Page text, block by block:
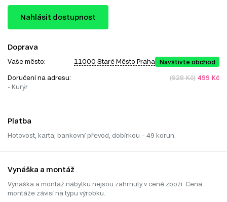
Nahlásit dostupnost
Doprava
Vaše město: 11000 Staré Město Praha Navštivte obchod
Doručení na adresu:
- Kurýr
(928 Kč) 499 Kč
Platba
Hotovost, karta, bankovní převod, dobírkou – 49 korun.
Vynáška a montáž
Vynáška a montáž nábytku nejsou zahrnuty v ceně zboží. Cena
montáže závisí na typu výrobku.